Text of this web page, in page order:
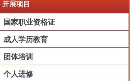
开展项目
国家职业资格证
成人学历教育
团体培训
个人进修